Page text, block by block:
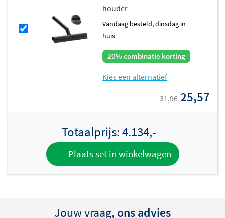
houder
vandaag besteld, dinsdag in
huis
20% combinatie korting
Kies een alternatief
31,96 25,57
Totaalprijs:4.134,-
Plaats set in winkelwagen
Jouw vraag, ons advies